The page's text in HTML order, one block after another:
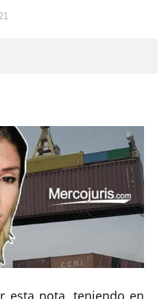
esta nota, teniendo en